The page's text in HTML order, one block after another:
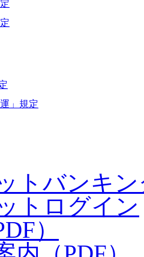
」規定
トバンキ
トログイン
）